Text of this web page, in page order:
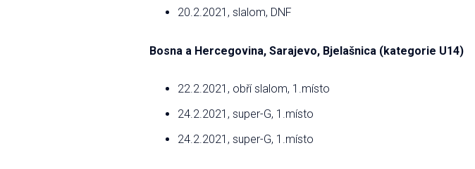
20.2.2021, slalom, DNF
Bosna a Hercegovina, Sarajevo, Bjelašnica (kategorie U14)
22.2.2021, obří slalom, 1.místo
24.2.2021, super-G, 1.místo
24.2.2021, super-G, 1.místo